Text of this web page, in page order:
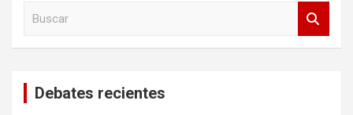
Debates recientes